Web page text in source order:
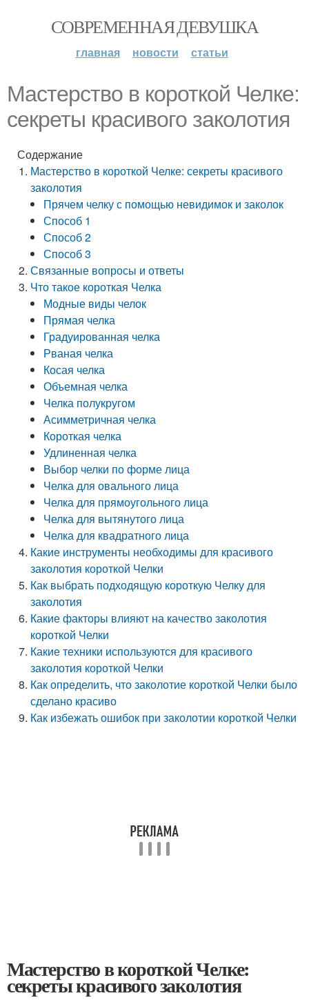
СОВРЕМЕННАЯ ДЕВУШКА
главная новости статьи
Мастерство в короткой Челке:
секреты красивого заколотия
Содержание
Мастерство в короткой Челке: секреты красивого
заколотия
Прячем челку с помощью невидимок и заколок
Способ 1
Способ 2
Способ 3
Связанные вопросы и ответы
Что такое короткая Челка
Модные виды челок
Прямая челка
Градуированная челка
Рваная челка
Косая челка
Объемная челка
Челка полукругом
Асимметричная челка
Короткая челка
Удлиненная челка
Выбор челки по форме лица
Челка для овального лица
Челка для прямоугольного лица
Челка для вытянутого лица
Челка для квадратного лица
Какие инструменты необходимы для красивого
заколотия короткой Челки
Как выбрать подходящую короткую Челку для
заколотия
Какие факторы влияют на качество заколотия
короткой Челки
Какие техники используются для красивого
заколотия короткой Челки
Как определить, что заколотие короткой Челки было
сделано красиво
Как избежать ошибок при заколотии короткой Челки
Мастерство в короткой Челке:
секреты красивого заколотия